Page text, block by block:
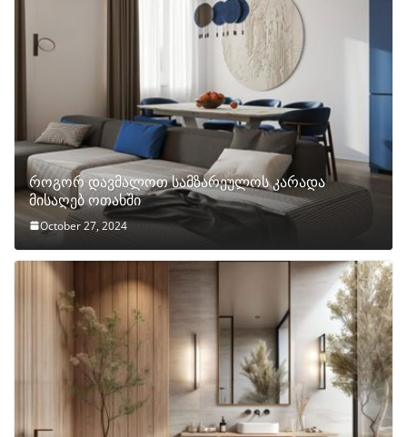
როგორ დავმალოთ სამზარეულოს კარადა
მისაღებ ოთახში
October 27, 2024